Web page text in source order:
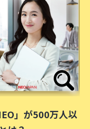
」が500万人以